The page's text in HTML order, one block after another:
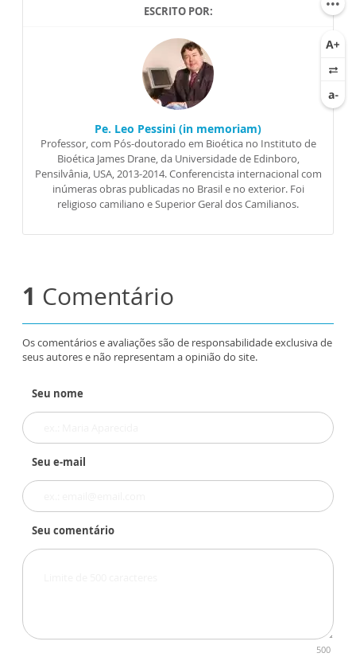
ESCRITO POR:
Pe. Leo Pessini (in memoriam)
Professor, com Pós-doutorado em Bioética no Instituto de
Bioética James Drane, da Universidade de Edinboro,
Pensilvânia, USA, 2013-2014. Conferencista internacional com
inúmeras obras publicadas no Brasil e no exterior. Foi
religioso camiliano e Superior Geral dos Camilianos.
1 Comentário
Os comentários e avaliações são de responsabilidade exclusiva de
seus autores e não representam a opinião do site.
Seu nome
Seu e-mail
Seu comentário
500